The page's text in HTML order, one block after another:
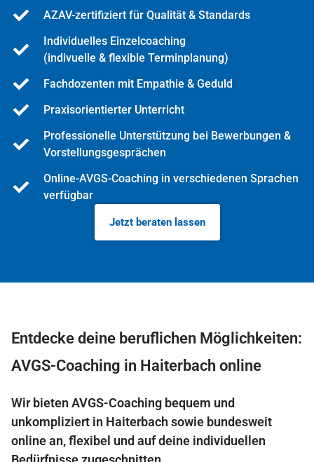
AZAV-zertifiziert für Qualität & Standards
Individuelles Einzelcoaching
(indivuelle & flexible Terminplanung)
Fachdozenten mit Empathie & Geduld
Praxisorientierter Unterricht
Professionelle Unterstützung bei Bewerbungen &
Vorstellungsgesprächen
Online-AVGS-Coaching in verschiedenen Sprachen
verfügbar
Jetzt beraten lassen
Entdecke deine beruflichen Möglichkeiten:
AVGS-Coaching in Haiterbach online
Wir bieten AVGS-Coaching bequem und
unkompliziert in Haiterbach sowie bundesweit
online an, flexibel und auf deine individuellen